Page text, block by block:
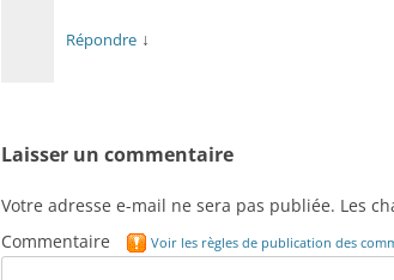
Répondre ↓
Laisser un commentaire
Votre adresse e-mail ne sera pas publiée. Les
Commentaire
Voir les règles de publication des